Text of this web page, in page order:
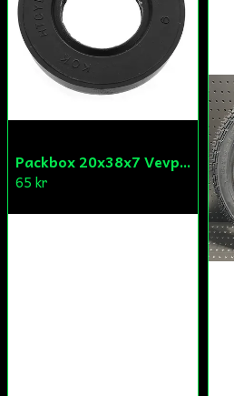
Packbox 20x38x7 Vevparti Derbi (original)
65 kr